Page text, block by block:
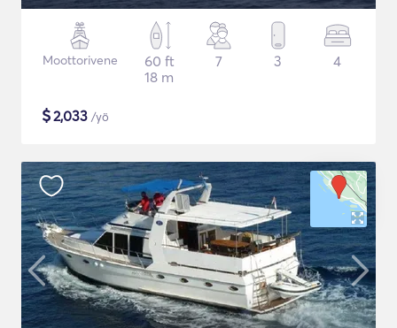
Moottorivene
60 ft
18 m
7 3 4
$2,033 /yö